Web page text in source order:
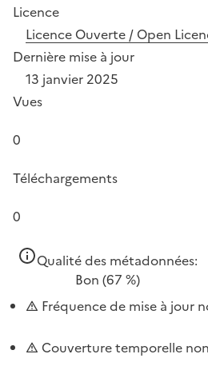
Licence
Licence Ouverte / Open
Dernière mise à jour
13 janvier 2025
Vues
0
Téléchargements
0
Qualité des métadonnées:
Bon (67 %)
Fréquence de mise à jour
Couverture temporelle